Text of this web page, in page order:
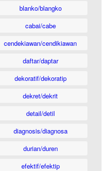
blanko/blangko
cabai/cabe
cendekiawan/cendikiawan
daftar/daptar
dekoratif/dekoratip
dekret/dekrit
detail/detil
diagnosis/diagnosa
durian/duren
efektif/efektip